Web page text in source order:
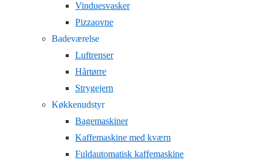
Vinduesvasker
Pizzaovne
Badeværelse
Luftrenser
Hårtørre
Strygejern
Køkkenudstyr
Bagemaskiner
Kaffemaskine med kværn
Fuldautomatisk kaffemaskine